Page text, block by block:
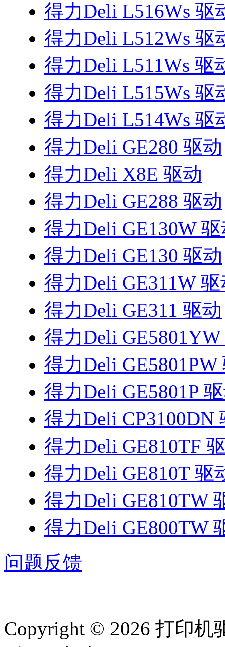
得力Deli L516Ws 驱
得力Deli L512Ws 驱
得力Deli L511Ws 驱
得力Deli L515Ws 驱
得力Deli L514Ws 驱
得力Deli GE280 驱动
得力Deli X8E 驱动
得力Deli GE288 驱动
得力Deli GE130W
得力Deli GE130 驱动
得力Deli GE311W
得力Deli GE311 驱动
得力Deli
得力Deli GE5801PW
得力Deli GE5801P
得力Deli CP3100DN
得力Deli GE810TF
得力Deli GE810T 驱
得力Deli GE810TW
得力Deli GE800TW
问题反馈
Copyright © 2026 打印